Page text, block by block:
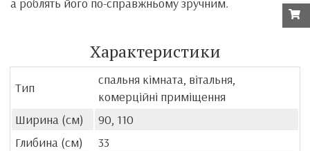
Характеристики
Тип
спальня кімната, вітальня,
комерційні приміщення
Ширина (см)
90, 110
Глибина (см)
33